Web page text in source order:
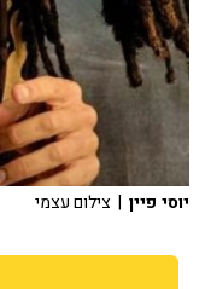
יוסי פיין | צילום עצמי